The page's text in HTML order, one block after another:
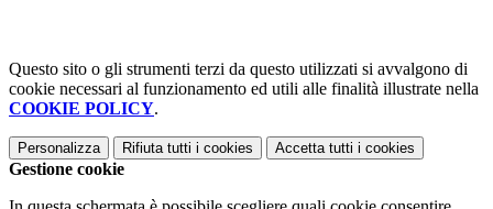
Questo sito o gli strumenti terzi da questo utilizzati si avvalgono di
cookie necessari al funzionamento ed utili alle finalità illustrate nella
COOKIE POLICY.
Personalizza Rifiuta tutti i cookies Accetta tutti i cookies
Gestione cookie